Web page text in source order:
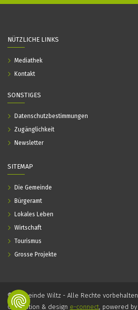
SITEMAP
Die Gemeinde
Bürgeramt
Lokales Leben
Wirtschaft
Tourismus
Grosse Projekte
NÜTZLICHE LINKS
Mediathek
Kontakt
SONSTIGES
Datenschutzbestimmungen
Zugänglichkeit
Newsletter
© Gemeinde Wiltz - Alle Rechte vorbehalten
Conception & design e-connect, powered by